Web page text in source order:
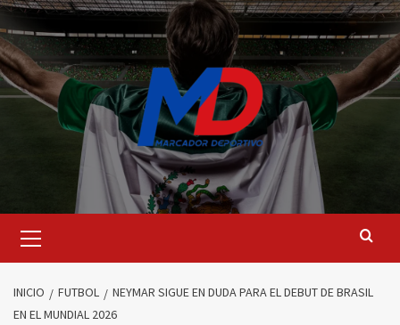
Saltar
al
contenido
principal
INICIO FUTBOL
NEYMAR SIGUE EN DUDA PARA EL DEBUT DE BRASIL
EN EL MUNDIAL 2026